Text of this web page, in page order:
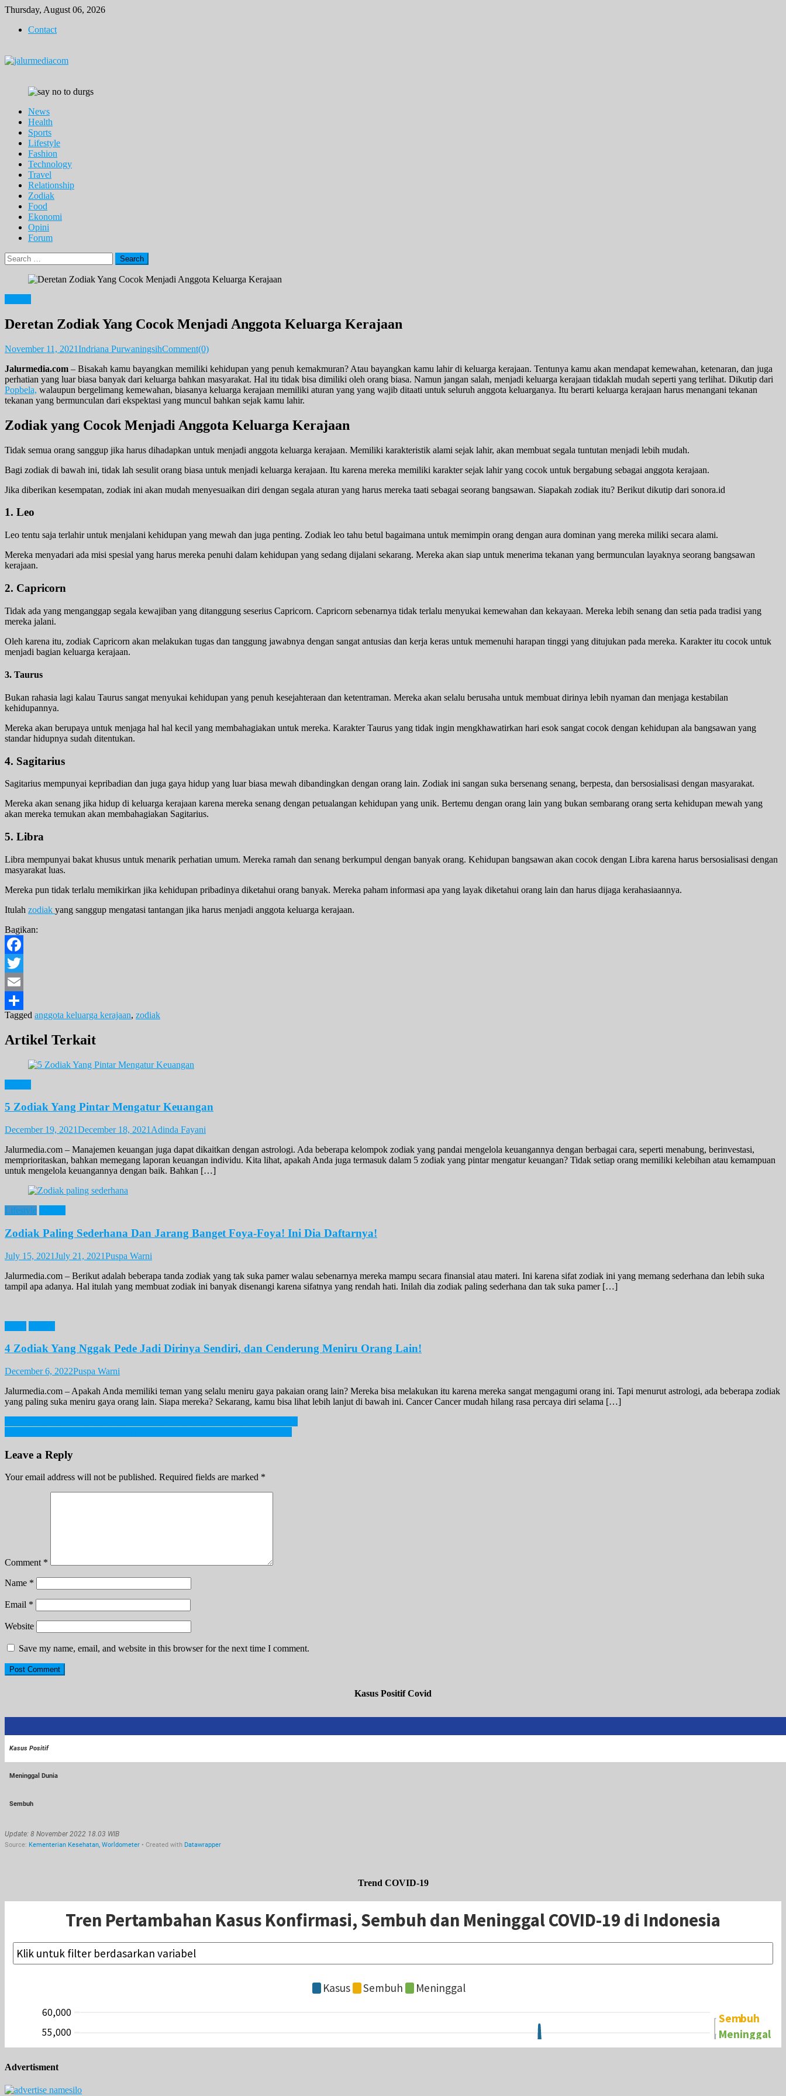
Skip
content
Thursday, August 06, 2026
Contact
News
Health
Sports
Lifestyle
Fashion
Technology
Travel
Relationship
Zodiak
Food
Ekonomi
Opini
Forum
Search
for:
Deretan Zodiak Yang Cocok Menjadi Anggota Keluarga Kerajaan
November 11, 2021Indriana PurwaningsihComment(0)
Jalurmedia.com – Bisakah kamu bayangkan memiliki kehidupan yang penuh kemakmuran? Atau bayangkan kamu lahir di keluarga kerajaan. Tentunya kamu akan mendapat kemewahan, ketenaran, dan juga
perhatian yang luar biasa banyak dari keluarga bahkan masyarakat. Hal itu tidak bisa dimiliki oleh orang biasa. Namun jangan salah, menjadi keluarga kerajaan tidaklah mudah seperti yang terlihat. Dikutip dari
Popbela, walaupun bergelimang kemewahan, biasanya keluarga kerajaan memiliki aturan yang yang wajib ditaati untuk seluruh anggota keluarganya. Itu berarti keluarga kerajaan harus menangani tekanan
tekanan yang bermunculan dari ekspektasi yang muncul bahkan sejak kamu lahir.
Zodiak yang Cocok Menjadi Anggota Keluarga Kerajaan
Tidak semua orang sanggup jika harus dihadapkan untuk menjadi anggota keluarga kerajaan. Memiliki karakteristik alami sejak lahir, akan membuat segala tuntutan menjadi lebih mudah.
Bagi zodiak di bawah ini, tidak lah sesulit orang biasa untuk menjadi keluarga kerajaan. Itu karena mereka memiliki karakter sejak lahir yang cocok untuk bergabung sebagai anggota kerajaan.
Jika diberikan kesempatan, zodiak ini akan mudah menyesuaikan diri dengan segala aturan yang harus mereka taati sebagai seorang bangsawan. Siapakah zodiak itu? Berikut dikutip dari sonora.id
1. Leo
Leo tentu saja terlahir untuk menjalani kehidupan yang mewah dan juga penting. Zodiak leo tahu betul bagaimana untuk memimpin orang dengan aura dominan yang mereka miliki secara alami.
Mereka menyadari ada misi spesial yang harus mereka penuhi dalam kehidupan yang sedang dijalani sekarang. Mereka akan siap untuk menerima tekanan yang bermunculan layaknya seorang bangsawan
kerajaan.
2. Capricorn
Tidak ada yang menganggap segala kewajiban yang ditanggung seserius Capricorn. Capricorn sebenarnya tidak terlalu menyukai kemewahan dan kekayaan. Mereka lebih senang dan setia pada tradisi yang
mereka jalani.
Oleh karena itu, zodiak Capricorn akan melakukan tugas dan tanggung jawabnya dengan sangat antusias dan kerja keras untuk memenuhi harapan tinggi yang ditujukan pada mereka. Karakter itu cocok untuk
menjadi bagian keluarga kerajaan.
3. Taurus
Bukan rahasia lagi kalau Taurus sangat menyukai kehidupan yang penuh kesejahteraan dan ketentraman. Mereka akan selalu berusaha untuk membuat dirinya lebih nyaman dan menjaga kestabilan
kehidupannya.
Mereka akan berupaya untuk menjaga hal hal kecil yang membahagiakan untuk mereka. Karakter Taurus yang tidak ingin mengkhawatirkan hari esok sangat cocok dengan kehidupan ala bangsawan yang
standar hidupnya sudah ditentukan.
4. Sagitarius
Sagitarius mempunyai kepribadian dan juga gaya hidup yang luar biasa mewah dibandingkan dengan orang lain. Zodiak ini sangan suka bersenang senang, berpesta, dan bersosialisasi dengan masyarakat.
Mereka akan senang jika hidup di keluarga kerajaan karena mereka senang dengan petualangan kehidupan yang unik. Bertemu dengan orang lain yang bukan sembarang orang serta kehidupan mewah yang
akan mereka temukan akan membahagiakan Sagitarius.
5. Libra
Libra mempunyai bakat khusus untuk menarik perhatian umum. Mereka ramah dan senang berkumpul dengan banyak orang. Kehidupan bangsawan akan cocok dengan Libra karena harus bersosialisasi dengan
masyarakat luas.
Mereka pun tidak terlalu memikirkan jika kehidupan pribadinya diketahui orang banyak. Mereka paham informasi apa yang layak diketahui orang lain dan harus dijaga kerahasiaannya.
Itulah zodiak yang sanggup mengatasi tantangan jika harus menjadi anggota keluarga kerajaan.
Bagikan:
Facebook
Twitter
Email
Share
Tagged anggota keluarga kerajaan, zodiak
Artikel Terkait
5 Zodiak Yang Pintar Mengatur Keuangan
December 19, 2021December 18, 2021 Adinda Fayani
Jalurmedia.com – Manajemen keuangan juga dapat dikaitkan dengan astrologi. Ada beberapa kelompok zodiak yang pandai mengelola keuangannya dengan berbagai cara, seperti menabung, berinvestasi,
memprioritaskan, bahkan memegang laporan keuangan individu. Kita lihat, apakah Anda juga termasuk dalam 5 zodiak yang pintar mengatur keuangan? Tidak setiap orang memiliki kelebihan atau kemampuan
untuk mengelola keuangannya dengan baik. Bahkan […]
Lifestyle
Zodiak Paling Sederhana Dan Jarang Banget Foya-Foya! Ini Dia Daftarnya!
July 15, 2021July 21, 2021Puspa Warni
Jalurmedia.com – Berikut adalah beberapa tanda zodiak yang tak suka pamer walau sebenarnya mereka mampu secara finansial atau materi. Ini karena sifat zodiak ini yang memang sederhana dan lebih suka
tampil apa adanya. Hal itulah yang membuat zodiak ini banyak disenangi karena sifatnya yang rendah hati. Inilah dia zodiak paling sederhana dan tak suka pamer […]
4 Zodiak Yang Nggak Pede Jadi Dirinya Sendiri, dan Cenderung Meniru Orang Lain!
December 6, 2022Puspa Warni
Jalurmedia.com – Apakah Anda memiliki teman yang selalu meniru gaya pakaian orang lain? Mereka bisa melakukan itu karena mereka sangat mengagumi orang ini. Tapi menurut astrologi, ada beberapa zodiak
yang paling suka meniru gaya orang lain. Siapa mereka? Sekarang, kamu bisa lihat lebih lanjut di bawah ini. Cancer Cancer mudah hilang rasa percaya diri selama […]
Post
navigation
Leave a Reply
Your email address will not be published. Required fields are marked *
Comment *
Name *
Email *
Website
Save my name, email, and website in this browser for the next time I comment.
Kasus Positif Covid
Trend COVID-19
Advertisment